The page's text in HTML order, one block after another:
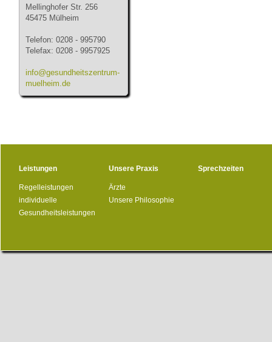
Mellinghofer Str. 256
45475 Mülheim
Telefon: 0208 - 995790
Telefax: 0208 - 9957925
info@gesundheitszentrum-
muelheim.de
Leistungen
Regelleistungen
individuelle
Gesundheitsleistungen
Unsere Praxis
Ärzte
Unsere Philosophie
Sprechzeiten